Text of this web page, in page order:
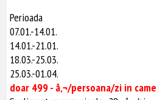
Perioada
07.01.-14.01.
14.01.-21.01.
18.03.-25.03.
25.03.-01.04.
doar 499 - â‚¬/persoana/zi in